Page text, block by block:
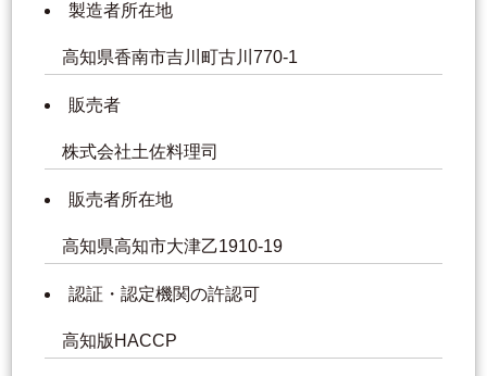
製造者所在地
高知県香南市吉川町古川770-1
販売者
株式会社土佐料理司
販売者所在地
高知県高知市大津乙1910-19
認証・認定機関の許認可
高知版HACCP